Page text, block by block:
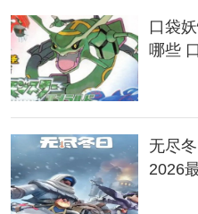
变性(特性) 0202450A
零元购 3E7780DF
假1赔99 3005E0A 0063
倒卖(卖东西得999999元)
病毒 02024530 0F
口袋
哪些
无尽
2026